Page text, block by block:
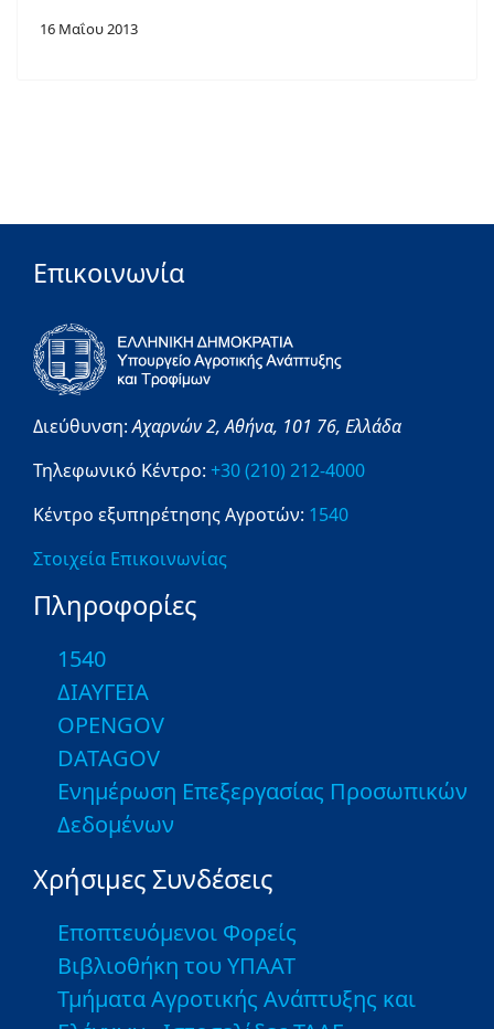
16 Μαΐου 2013
Επικοινωνία
Διεύθυνση:Αχαρνών 2,Αθήνα, 101 76, Ελλάδα
Τηλεφωνικό Κέντρο: +30 (210) 212-4000
Κέντρο εξυπηρέτησης Αγροτών: 1540
Στοιχεία Επικοινωνίας
Πληροφορίες
1540
ΔΙΑΥΓΕΙΑ
OPENGOV
DATAGOV
Ενημέρωση Επεξεργασίας Προσωπικών
Δεδομένων
Χρήσιμες Συνδέσεις
Εποπτευόμενοι Φορείς
Βιβλιοθήκη του ΥΠΑΑΤ
Τμήματα Αγροτικής Ανάπτυξης και